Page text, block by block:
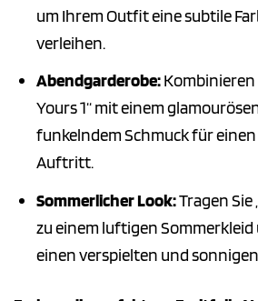
um Ihrem Outfit eine subtile
verleihen.
Abendgarderobe:Kombinieren
Yours 1“ mit einem
funkelndem Schmuck für
Auftritt.
Sommerlicher Look:Tragen Sie
zu einem luftigen
einen verspielten und